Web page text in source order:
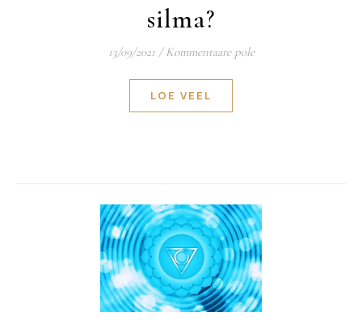
silma?
13/09/2021 / Kommentaare pole
LOE VEEL